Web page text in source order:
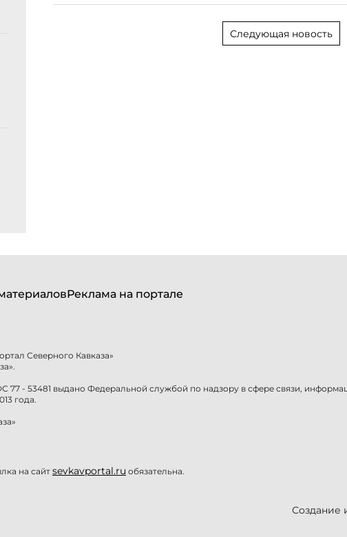
Следующая новость
Реклама на портале
Северного Кавказа»
- 53481 выдано Федеральной службой по надзору в сфере связи,
года.
на сайт sevkavportal.ru обязательна.
Создание